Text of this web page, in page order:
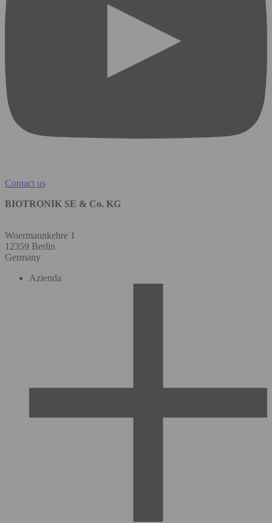
Contact us
BIOTRONIK SE & Co. KG
Woermannkehre 1
12359 Berlin
Germany
Azienda